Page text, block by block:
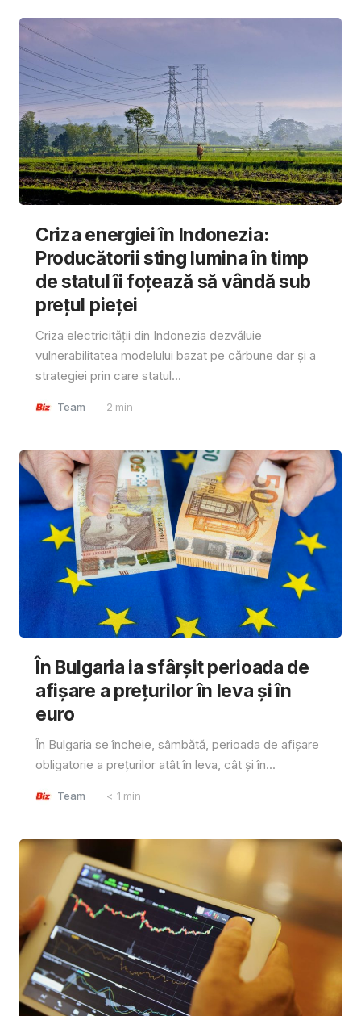
Criza energiei în Indonezia:
Producătorii sting lumina în timp
de statul îi foțează să vândă sub
prețul pieței
Criza electricității din Indonezia dezvăluie
vulnerabilitatea modelului bazat pe cărbune dar și a
strategiei prin care statul...
Team 2 min
În Bulgaria ia sfârşit perioada de
afișare a prețurilor în ​​leva și în
euro
În Bulgaria se încheie, sâmbătă, perioada de afișare
obligatorie a prețurilor atât în ​​leva, cât și în...
Team < 1 min